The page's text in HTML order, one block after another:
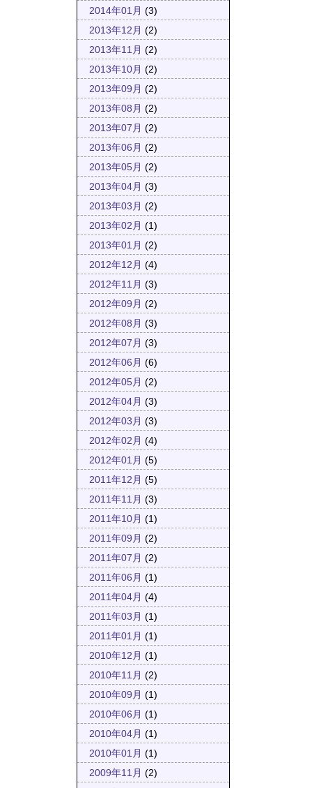
2014年01月 (3)
2013年12月 (2)
2013年11月 (2)
2013年10月 (2)
2013年09月 (2)
2013年08月 (2)
2013年07月 (2)
2013年06月 (2)
2013年05月 (2)
2013年04月 (3)
2013年03月 (2)
2013年02月 (1)
2013年01月 (2)
2012年12月 (4)
2012年11月 (3)
2012年09月 (2)
2012年08月 (3)
2012年07月 (3)
2012年06月 (6)
2012年05月 (2)
2012年04月 (3)
2012年03月 (3)
2012年02月 (4)
2012年01月 (5)
2011年12月 (5)
2011年11月 (3)
2011年10月 (1)
2011年09月 (2)
2011年07月 (2)
2011年06月 (1)
2011年04月 (4)
2011年03月 (1)
2011年01月 (1)
2010年12月 (1)
2010年11月 (2)
2010年09月 (1)
2010年06月 (1)
2010年04月 (1)
2010年01月 (1)
2009年11月 (2)